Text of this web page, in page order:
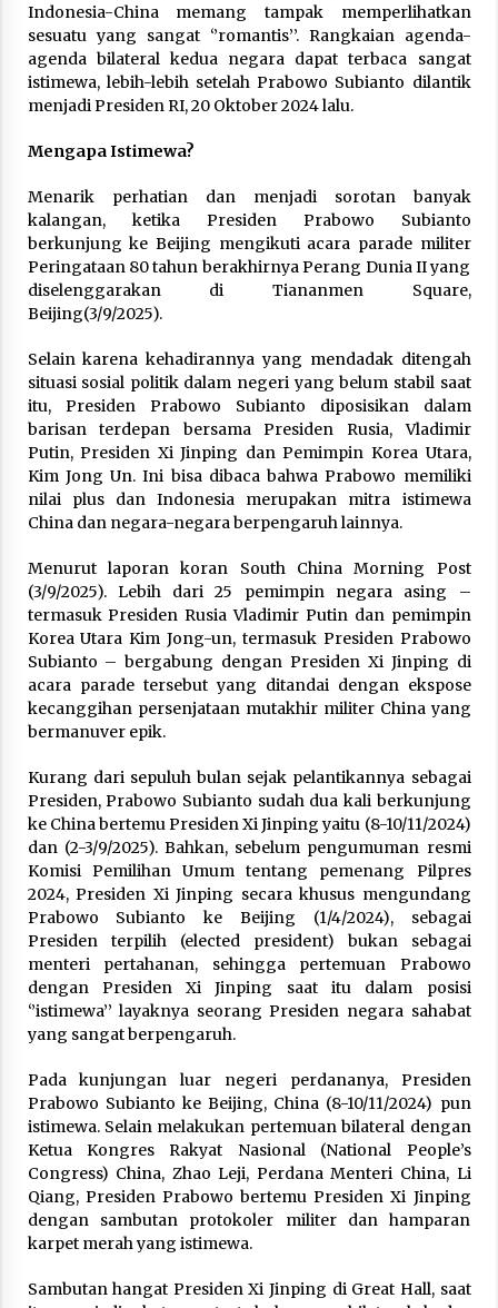
Indonesia-China memang tampak memperlihatkan
sesuatu yang sangat ‘’romantis’’. Rangkaian agenda-
agenda bilateral kedua negara dapat terbaca sangat
istimewa, lebih-lebih setelah Prabowo Subianto dilantik
menjadi Presiden RI, 20 Oktober 2024 lalu.
Mengapa Istimewa?
Menarik perhatian dan menjadi sorotan banyak
kalangan, ketika Presiden Prabowo Subianto
berkunjung ke Beijing mengikuti acara parade militer
Peringataan 80 tahun berakhirnya Perang Dunia II yang
diselenggarakan di Tiananmen Square,
Beijing(3/9/2025).
Selain karena kehadirannya yang mendadak ditengah
situasi sosial politik dalam negeri yang belum stabil saat
itu, Presiden Prabowo Subianto diposisikan dalam
barisan terdepan bersama Presiden Rusia, Vladimir
Putin, Presiden Xi Jinping dan Pemimpin Korea Utara,
Kim Jong Un. Ini bisa dibaca bahwa Prabowo memiliki
nilai plus dan Indonesia merupakan mitra istimewa
China dan negara-negara berpengaruh lainnya.
Menurut laporan koran South China Morning Post
(3/9/2025). Lebih dari 25 pemimpin negara asing –
termasuk Presiden Rusia Vladimir Putin dan pemimpin
Korea Utara Kim Jong-un, termasuk Presiden Prabowo
Subianto – bergabung dengan Presiden Xi Jinping di
acara parade tersebut yang ditandai dengan ekspose
kecanggihan persenjataan mutakhir militer China yang
bermanuver epik.
Kurang dari sepuluh bulan sejak pelantikannya sebagai
Presiden, Prabowo Subianto sudah dua kali berkunjung
ke China bertemu Presiden Xi Jinping yaitu (8-10/11/2024)
dan (2-3/9/2025). Bahkan, sebelum pengumuman resmi
Komisi Pemilihan Umum tentang pemenang Pilpres
2024, Presiden Xi Jinping secara khusus mengundang
Prabowo Subianto ke Beijing (1/4/2024), sebagai
Presiden terpilih (elected president) bukan sebagai
menteri pertahanan, sehingga pertemuan Prabowo
dengan Presiden Xi Jinping saat itu dalam posisi
‘’istimewa’’ layaknya seorang Presiden negara sahabat
yang sangat berpengaruh.
Pada kunjungan luar negeri perdananya, Presiden
Prabowo Subianto ke Beijing, China (8-10/11/2024) pun
istimewa. Selain melakukan pertemuan bilateral dengan
Ketua Kongres Rakyat Nasional (National People’s
Congress) China, Zhao Leji, Perdana Menteri China, Li
Qiang, Presiden Prabowo bertemu Presiden Xi Jinping
dengan sambutan protokoler militer dan hamparan
karpet merah yang istimewa.
Sambutan hangat Presiden Xi Jinping di Great Hall, saat